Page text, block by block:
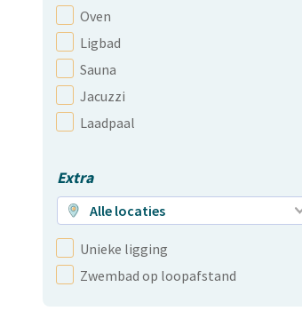
Oven
Ligbad
Sauna
Jacuzzi
Laadpaal
Extra
Alle locaties
Unieke ligging
Zwembad op loopafstand